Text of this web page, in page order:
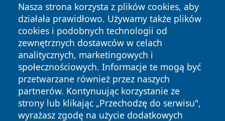
Nasza strona korzysta z plików cookies, aby
działała prawidłowo. Używamy także plików
cookies i podobnych technologii od
zewnętrznych dostawców w celach
analitycznych, marketingowych i
społecznościowych. Informacje te mogą być
przetwarzane również przez naszych
partnerów. Kontynuując korzystanie ze
strony lub klikając „Przechodzę do serwisu",
wyrażasz zgodę na użycie dodatkowych
Copyright © 2026 kielceinfo.pl Wszystkie prawa zastrzeżone.
News Autorzy
Polityka
Prywatności
Polityka
Cookies